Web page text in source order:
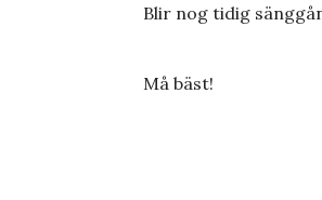
Blir nog tidig
Må bäst!